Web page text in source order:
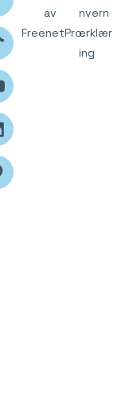
av
FreenetPro.
nvern
erklær
ing